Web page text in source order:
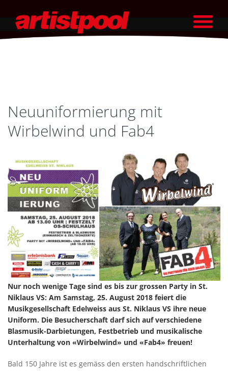
Neuuniformierung mit
Wirbelwind und Fab4
Nur noch wenige Tage sind es bis zur grossen Party in St.
Niklaus VS: Am Samstag, 25. August 2018 feiert die
Musikgesellschaft Edelweiss aus St. Niklaus VS ihre neue
Uniform. Die Besucherschaft darf sich auf verschiedene
Blasmusik-Darbietungen, Festbetrieb und musikalische
Unterhaltung von «Wirbelwind» und «Fab4» freuen!
Bald 150 Jahre ist es gemäss den ersten handschriftlichen